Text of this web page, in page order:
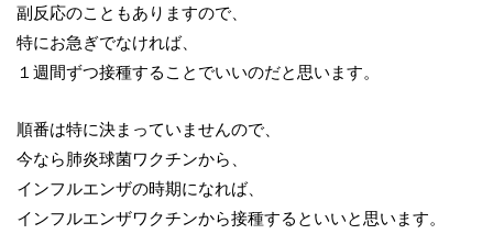
副反応のこともありますので、
特にお急ぎでなければ、
１週間ずつ接種することでいいのだと思います。
順番は特に決まっていませんので、
今なら肺炎球菌ワクチンから、
インフルエンザの時期になれば、
インフルエンザワクチンから接種するといいと思います。